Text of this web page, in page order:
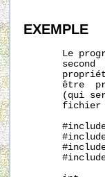
EXEMPLE
Le
second
être
(qui
fichier